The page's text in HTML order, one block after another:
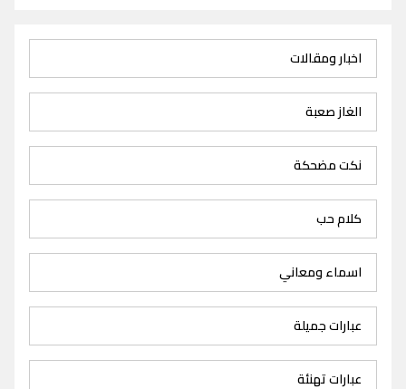
اخبار ومقالات
الغاز صعبة
نكت مضحكة
كلام حب
اسماء ومعاني
عبارات جميلة
عبارات تهنئة